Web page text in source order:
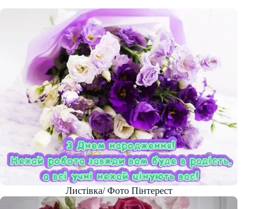
Листівка/ Фото Пінтерест